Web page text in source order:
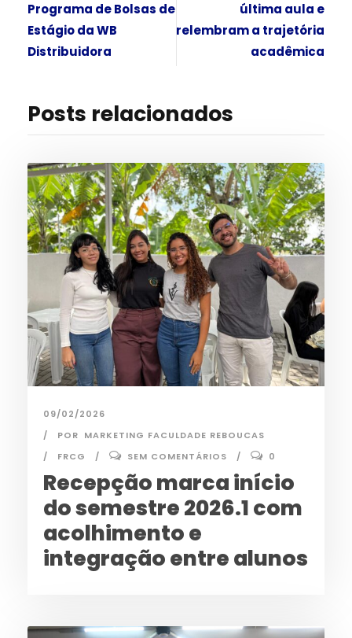
Programa de Bolsas de
Estágio da WB
Distribuidora
última aula e
relembram a trajetória
acadêmica
Posts relacionados
09/02/2026
POR MARKETING FACULDADE REBOUCAS
FRCG
SEM COMENTÁRIOS 0
Recepção marca início
do semestre 2026.1 com
acolhimento e
integração entre alunos